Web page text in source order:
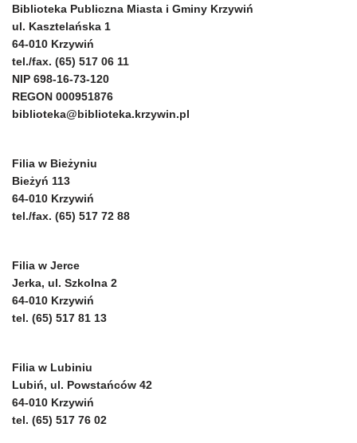
Biblioteka Publiczna Miasta i Gminy Krzywiń
ul. Kasztelańska 1
64-010 Krzywiń
tel./fax. (65) 517 06 11
NIP 698-16-73-120
REGON 000951876
biblioteka@biblioteka.krzywin.pl
Filia w Bieżyniu
Bieżyń 113
64-010 Krzywiń
tel./fax. (65) 517 72 88
Filia w Jerce
Jerka, ul. Szkolna 2
64-010 Krzywiń
tel. (65) 517 81 13
Filia w Lubiniu
Lubiń, ul. Powstańców 42
64-010 Krzywiń
tel. (65) 517 76 02